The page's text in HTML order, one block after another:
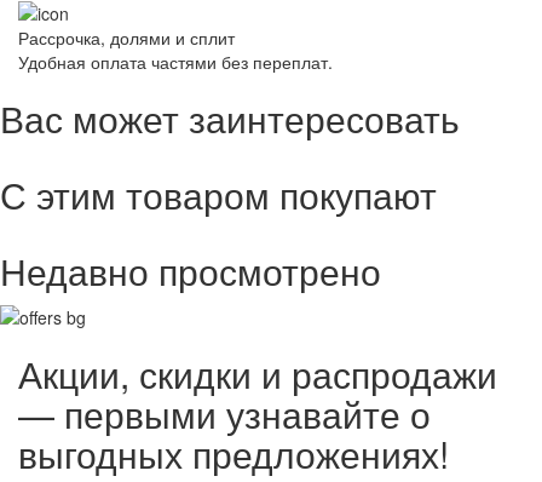
Рассрочка, долями и сплит
Удобная оплата частями без переплат.
Вас может заинтересовать
С этим товаром покупают
Недавно просмотрено
Акции, скидки и распродажи
— первыми узнавайте о
выгодных предложениях!